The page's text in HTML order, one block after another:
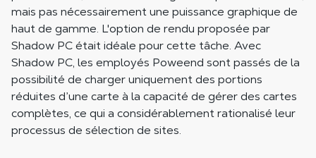
mais pas nécessairement une puissance graphique de
haut de gamme. L'option de rendu proposée par
Shadow PC était idéale pour cette tâche. Avec
Shadow PC, les employés Poweend sont passés de la
possibilité de charger uniquement des portions
réduites d’une carte à la capacité de gérer des cartes
complètes, ce qui a considérablement rationalisé leur
processus de sélection de sites.